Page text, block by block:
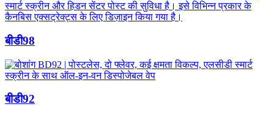
बीडी98
बीडी92